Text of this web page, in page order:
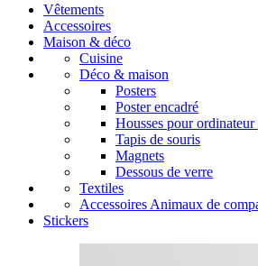
Vêtements
Accessoires
Maison & déco
Cuisine
Déco & maison
Posters
Poster encadré
Housses pour ordinateur
Tapis de souris
Magnets
Dessous de verre
Textiles
Accessoires Animaux de
Stickers